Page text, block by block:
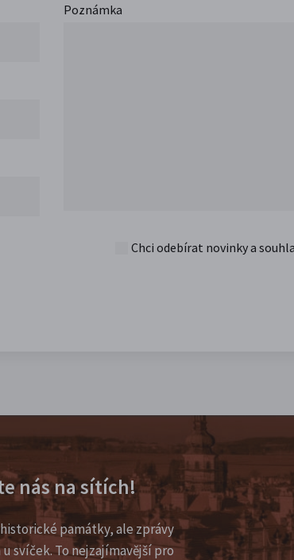
Poznámka
Chci odebírat novinky a
nás na sítích!
památky, ale zprávy
svíček. To nejzajímavější pro